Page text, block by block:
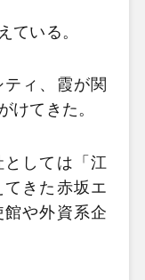
ている。
ィ、霞が関
けてきた。
しては「江
てきた赤坂エ
館や外資系企